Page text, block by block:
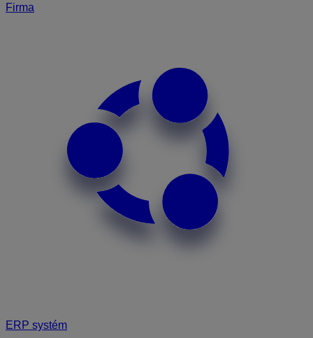
Firma
ERP systém